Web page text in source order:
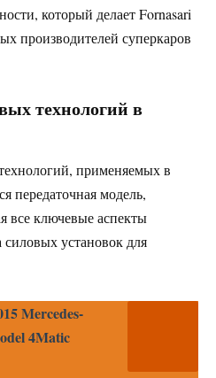
который делает Fornasari
производителей суперкаров
технологий в
применяемых в
передаточная модель,
все ключевые аспекты
силовых установок для
Mercedes-
4Matic